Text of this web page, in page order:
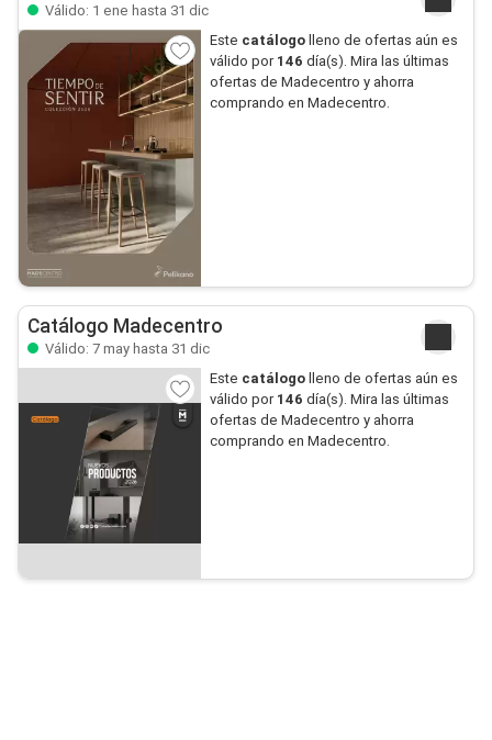
Válido: 1 ene hasta 31 dic
Este catálogolleno de ofertas aún es
válido por 146 día(s). Mira las últimas
ofertas de Madecentro y ahorra
comprando en Madecentro.
Catálogo Madecentro
Válido: 7 may hasta 31 dic
Este catálogolleno de ofertas aún es
válido por 146 día(s). Mira las últimas
ofertas de Madecentro y ahorra
comprando en Madecentro.